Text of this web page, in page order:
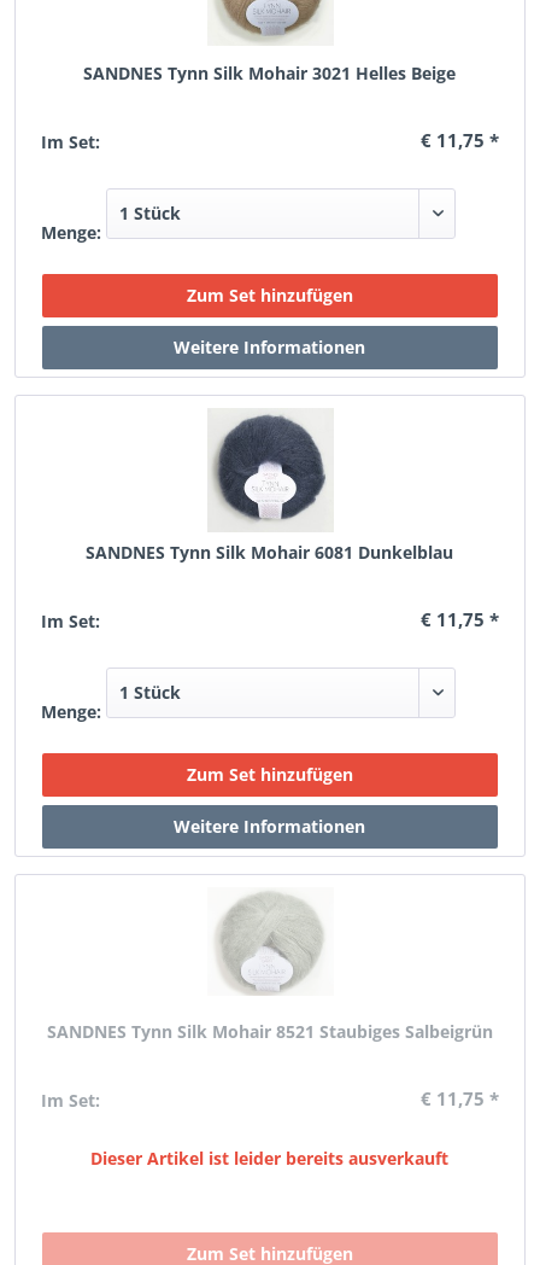
SANDNES Tynn Silk Mohair 3021 Helles Beige
Im Set: € 11,75 *
Menge:
SANDNES Tynn Silk Mohair 6081 Dunkelblau
Im Set: € 11,75 *
Menge:
SANDNES Tynn Silk Mohair 8521 Staubiges Salbeigrün
Im Set: € 11,75 *
Dieser Artikel ist leider bereits ausverkauft